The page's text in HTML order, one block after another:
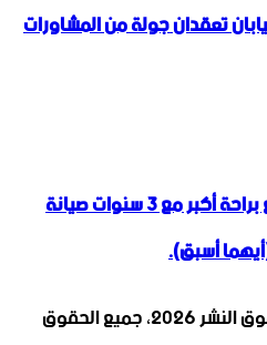
تعقدان جولة من المشاورات
امتلك MG7 اليوم، واستمتع براحة أكبر مع 3 سنوات صيانة
© حقوق النشر 2026، جميع الحقوق